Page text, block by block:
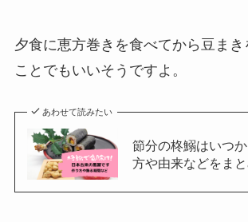
夕食に恵方巻きを食べてから豆まき
ことでもいいそうですよ。
あわせて読みたい
節分の柊鰯はいつ
方や由来などをま